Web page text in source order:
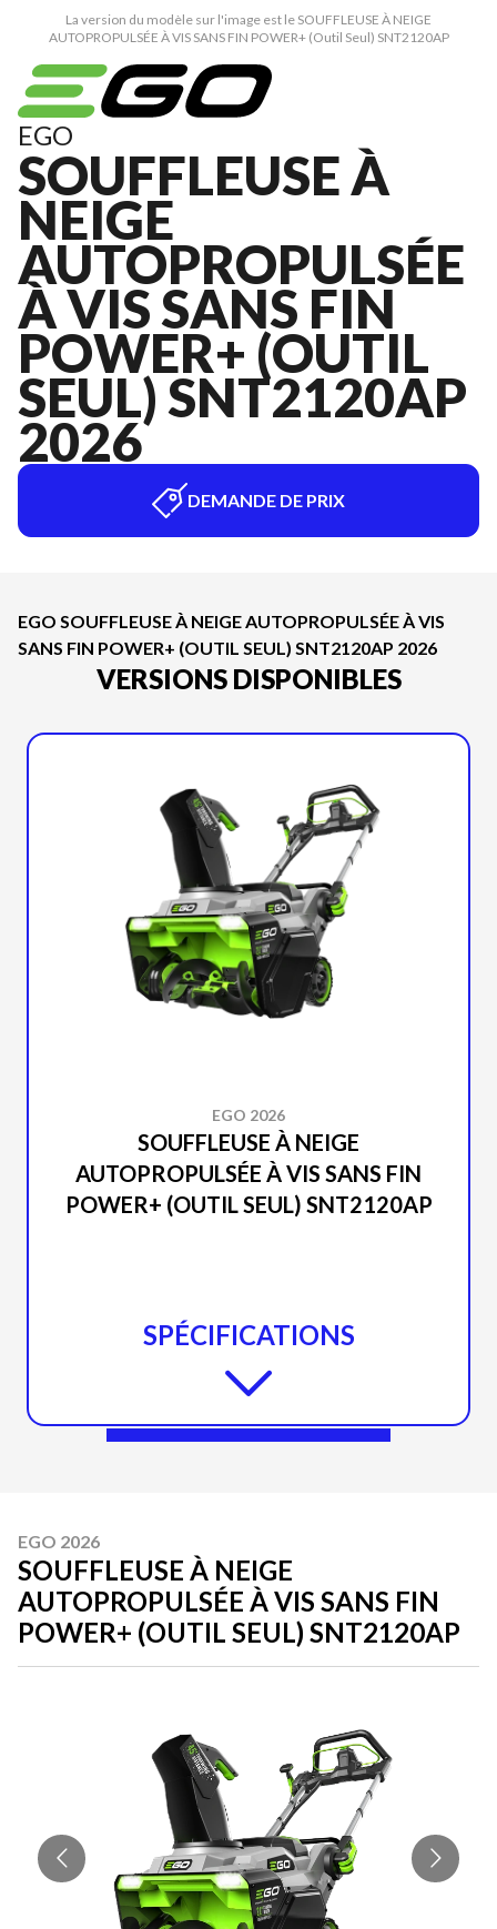
La version du modèle sur l'image est le SOUFFLEUSE À NEIGE
AUTOPROPULSÉE À VIS SANS FIN POWER+ (Outil Seul) SNT2120AP
EGO
SOUFFLEUSE À
NEIGE
AUTOPROPULSÉE
À VIS SANS FIN
POWER+ (OUTIL
SEUL) SNT2120AP
2026
DEMANDE DE PRIX
EGO SOUFFLEUSE À NEIGE AUTOPROPULSÉE À VIS
SANS FIN POWER+ (OUTIL SEUL) SNT2120AP 2026
VERSIONS DISPONIBLES
EGO 2026
SOUFFLEUSE À NEIGE
AUTOPROPULSÉE À VIS SANS FIN
POWER+ (OUTIL SEUL) SNT2120AP
SPÉCIFICATIONS
EGO 2026
SOUFFLEUSE À NEIGE
AUTOPROPULSÉE À VIS SANS FIN
POWER+ (OUTIL SEUL) SNT2120AP